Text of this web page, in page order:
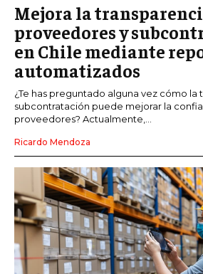
Mejora la
proveedores y
en Chile mediante
automatizados
¿Te has preguntado alguna vez cómo la
subcontratación puede mejorar la
proveedores? Actualmente,...
Ricardo Mendoza